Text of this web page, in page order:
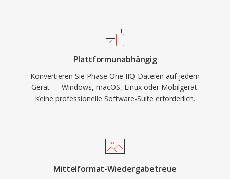
Plattformunabhängig
Konvertieren Sie Phase One IIQ-Dateien auf jedem
Gerät — Windows, macOS, Linux oder Mobilgerät.
Keine professionelle Software-Suite erforderlich.
Mittelformat-Wiedergabetreue